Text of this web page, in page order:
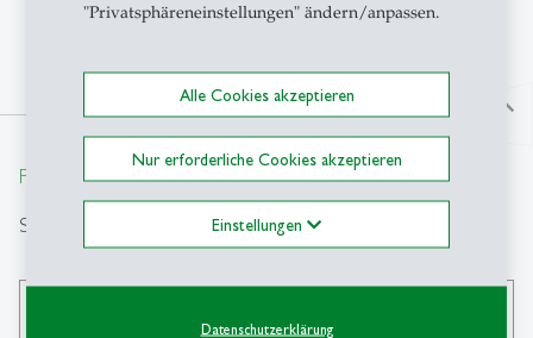
"Privatsphäreneinstellungen" ändern/anpassen.
Alle Cookies akzeptieren
Nur erforderliche Cookies akzeptieren
Einstellungen
Datenschutzerklärung
north
From insight to impact.
Suche